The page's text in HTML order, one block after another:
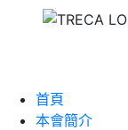
首頁
本會簡介